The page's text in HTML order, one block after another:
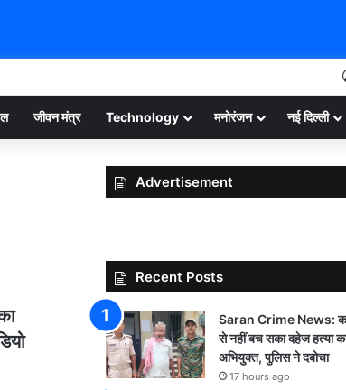
जीवन मंत्र Technology मनोरंजन नई दिल्ली
Advertisement
Recent Posts
Saran Crime News:
से नहीं बच सका दहेज हत्या
अभियुक्त, पुलिस ने दबोचा
17 hours ago